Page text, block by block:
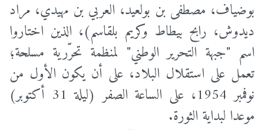
بوضياف، مصطفى بن بولعيد، العربي بن مهيدي، مراد
ديدوش، رابح بيطاط وكريم بلقاسم)، الذين اختاروا
اسم "جبهة التحرير الوطني" لمنظمة تحرّرية مسلحة؛
تعمل على استقلال البلاد، على أن يكون الأول من
نوفمبر 1954، على الساعة الصفر (ليلة 31 أكتوبر)
موعدا لبداية الثورة.